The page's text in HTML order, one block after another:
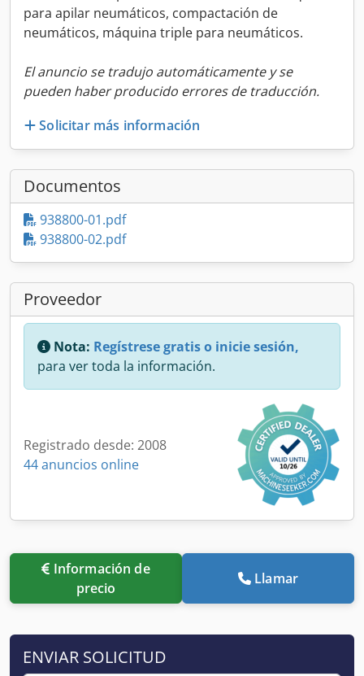
para apilar neumáticos, compactación de
neumáticos, máquina triple para neumáticos.
El anuncio se tradujo automáticamente y se
pueden haber producido errores de traducción.
Solicitar más información
Documentos
938800-01.pdf
938800-02.pdf
Proveedor
Nota: Regístrese gratis o inicie sesión,
para ver toda la información.
Registrado desde: 2008
44 anuncios online
precio
Llamar
ENVIAR SOLICITUD